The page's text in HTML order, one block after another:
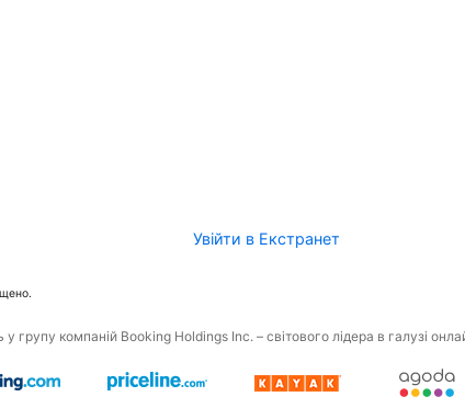
Увійти в Екстранет
групу компаній Booking Holdings Inc. – світового лідера в галузі